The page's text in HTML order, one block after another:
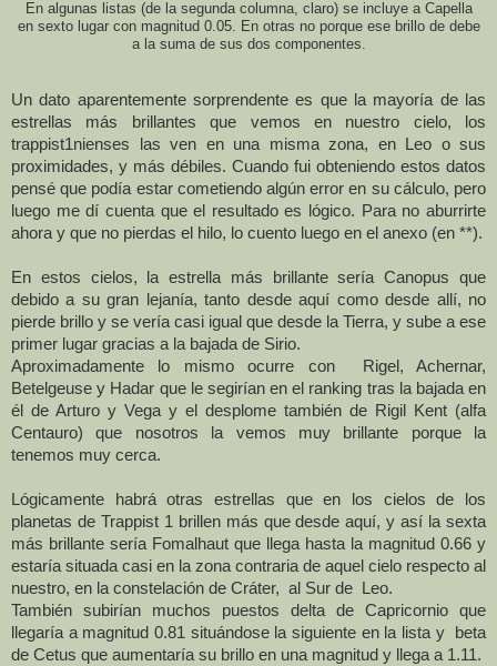
En algunas listas (de la segunda columna, claro) se incluye a Capella
en sexto lugar con magnitud 0.05. En otras no porque ese brillo de debe
a la suma de sus dos componentes.
Un dato aparentemente sorprendente es que la mayoría de las
estrellas más brillantes que vemos en nuestro cielo, los
trappist1nienses las ven en una misma zona, en Leo o sus
proximidades, y más débiles. Cuando fui obteniendo estos datos
pensé que podía estar cometiendo algún error en su cálculo, pero
luego me dí cuenta que el resultado es lógico. Para no aburrirte
ahora y que no pierdas el hilo, lo cuento luego en el anexo (en **).
En estos cielos, la estrella más brillante sería Canopus que
debido a su gran lejanía, tanto desde aquí como desde allí, no
pierde brillo y se vería casi igual que desde la Tierra, y sube a ese
primer lugar gracias a la bajada de Sirio.
Aproximadamente lo mismo ocurre con Rigel, Achernar,
Betelgeuse y Hadar que le segirían en el ranking tras la bajada en
él de Arturo y Vega y el desplome también de Rigil Kent (alfa
Centauro) que nosotros la vemos muy brillante porque la
tenemos muy cerca.
Lógicamente habrá otras estrellas que en los cielos de los
planetas de Trappist 1 brillen más que desde aquí, y así la sexta
más brillante sería Fomalhaut que llega hasta la magnitud 0.66 y
estaría situada casi en la zona contraria de aquel cielo respecto al
nuestro, en la constelación de Cráter, al Sur de Leo.
También subirían muchos puestos delta de Capricornio que
llegaría a magnitud 0.81 situándose la siguiente en la lista y beta
de Cetus que aumentaría su brillo en una magnitud y llega a 1.11.